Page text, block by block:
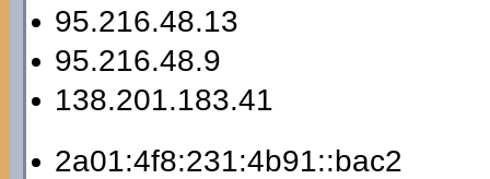
95.216.48.13
95.216.48.9
138.201.183.41
2a01:4f8:231:4b91::bac2